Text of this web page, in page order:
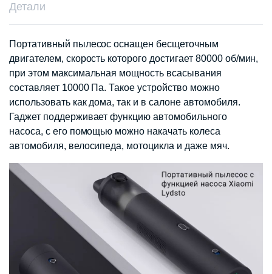
Детали
Портативный пылесос оснащен бесщеточным
двигателем, скорость которого достигает 80000 об/мин,
при этом максимальная мощность всасывания
составляет 10000 Па. Такое устройство можно
использовать как дома, так и в салоне автомобиля.
Гаджет поддерживает функцию автомобильного
насоса, с его помощью можно накачать колеса
автомобиля, велосипеда, мотоцикла и даже мяч.